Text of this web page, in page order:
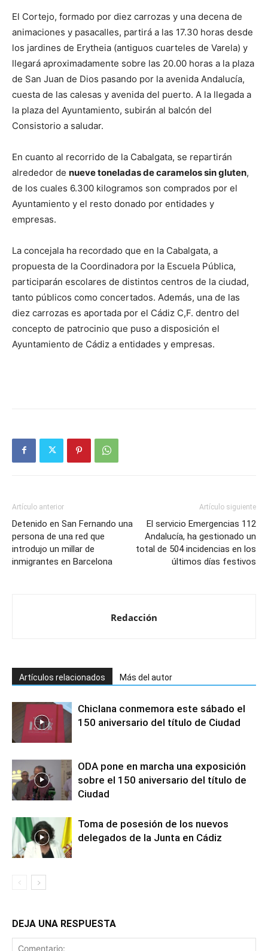
El Cortejo, formado por diez carrozas y una decena de
animaciones y pasacalles, partirá a las 17.30 horas desde
los jardines de Erytheia (antiguos cuarteles de Varela) y
llegará aproximadamente sobre las 20.00 horas a la plaza
de San Juan de Dios pasando por la avenida Andalucía,
cuesta de las calesas y avenida del puerto. A la llegada a
la plaza del Ayuntamiento, subirán al balcón del
Consistorio a saludar.
En cuanto al recorrido de la Cabalgata, se repartirán
alrededor de nueve toneladas de caramelos sin gluten,
de los cuales 6.300 kilogramos son comprados por el
Ayuntamiento y el resto donado por entidades y
empresas.
La concejala ha recordado que en la Cabalgata, a
propuesta de la Coordinadora por la Escuela Pública,
participarán escolares de distintos centros de la ciudad,
tanto públicos como concertados. Además, una de las
diez carrozas es aportada por el Cádiz C,F. dentro del
concepto de patrocinio que puso a disposición el
Ayuntamiento de Cádiz a entidades y empresas.
Artículo anterior
Detenido en San Fernando una
persona de una red que
introdujo un millar de
inmigrantes en Barcelona
Artículo siguiente
El servicio Emergencias 112
Andalucía, ha gestionado un
total de 504 incidencias en los
últimos días festivos
Redacción
Artículos relacionados Más del autor
Chiclana conmemora este sábado el
150 aniversario del título de Ciudad
ODA pone en marcha una exposición
sobre el 150 aniversario del título de
Ciudad
Toma de posesión de los nuevos
delegados de la Junta en Cádiz
DEJA UNA RESPUESTA